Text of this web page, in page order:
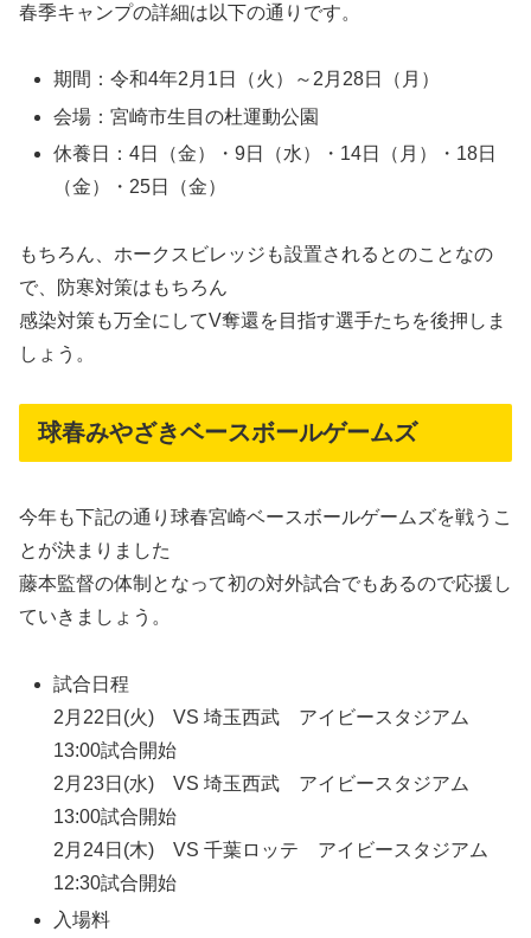
春季キャンプの詳細は以下の通りです。
期間：令和4年2月1日（火）～2月28日（月）
会場：宮崎市生目の杜運動公園
休養日：4日（金）・9日（水）・14日（月）・18日
（金）・25日（金）
もちろん、ホークスビレッジも設置されるとのことなの
で、防寒対策はもちろん
感染対策も万全にしてV奪還を目指す選手たちを後押しま
しょう。
球春みやざきベースボールゲームズ
今年も下記の通り球春宮崎ベースボールゲームズを戦うこ
とが決まりました
藤本監督の体制となって初の対外試合でもあるので応援し
ていきましょう。
試合日程
2月22日(火) VS 埼玉西武 アイビースタジアム
13:00試合開始
2月23日(水) VS 埼玉西武 アイビースタジアム
13:00試合開始
2月24日(木) VS 千葉ロッテ アイビースタジアム
12:30試合開始
入場料